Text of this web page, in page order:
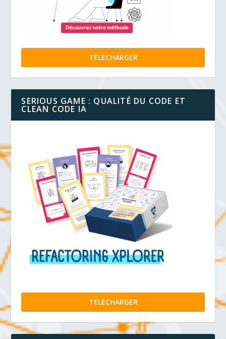
TÉLÉCHARGER
SERIOUS GAME : QUALITÉ DU CODE ET
CLEAN CODE IA
TÉLÉCHARGER